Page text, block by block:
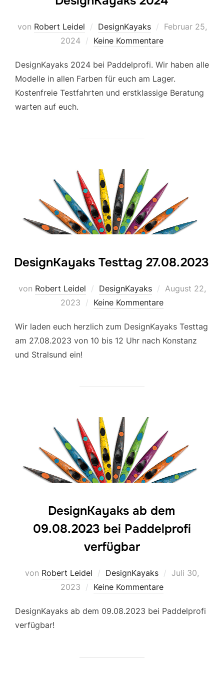
von Robert Leidel DesignKayaks
Veröffentlicht
am
Februar 25,
2024
Keine Kommentare
DesignKayaks 2024 bei Paddelprofi. Wir haben alle
Modelle in allen Farben für euch am Lager.
Kostenfreie Testfahrten und erstklassige Beratung
warten auf euch.
DesignKayaks Testtag 27.08.2023
von Robert Leidel DesignKayaks
Veröffentlicht
August 22,
2023
Keine Kommentare
Wir laden euch herzlich zum DesignKayaks Testtag
am 27.08.2023 von 10 bis 12 Uhr nach Konstanz
und Stralsund ein!
DesignKayaks ab dem
09.08.2023 bei Paddelprofi
verfügbar
von Robert Leidel DesignKayaks
Veröffentlicht
Juli 30,
2023
Keine Kommentare
DesignKayaks ab dem 09.08.2023 bei Paddelprofi
verfügbar!